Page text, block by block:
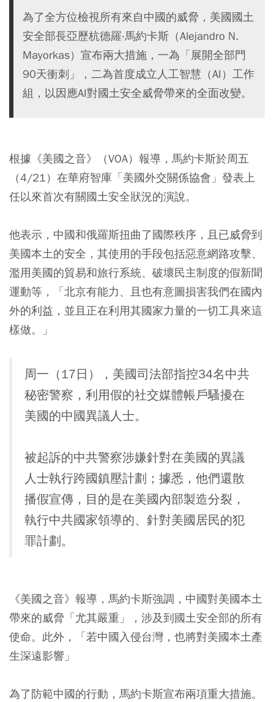
為了全方位檢視所有來自中國的威脅，美國國土
安全部長亞歷杭德羅‧馬約卡斯（Alejandro N.
Mayorkas）宣布兩大措施，一為「展開全部門
90天衝刺」，二為首度成立人工智慧（AI）工作
組，以因應AI對國土安全威脅帶來的全面改變。
根據《美國之音》（VOA）報導，馬約卡斯於周五
（4/21）在華府智庫「美國外交關係協會」發表上
任以來首次有關國土安全狀況的演說。
他表示，中國和俄羅斯扭曲了國際秩序，且已威脅到
美國本土的安全，其使用的手段包括惡意網路攻擊、
濫用美國的貿易和旅行系統、破壞民主制度的假新聞
運動等，「北京有能力、且也有意圖損害我們在國內
外的利益，並且正在利用其國家力量的一切工具來這
樣做。」
周一（17日），美國司法部指控34名中共
秘密警察，利用假的社交媒體帳戶騷擾在
美國的中國異議人士。
被起訴的中共警察涉嫌針對在美國的異議
人士執行跨國鎮壓計劃；據悉，他們還散
播假宣傳，目的是在美國內部製造分裂，
執行中共國家領導的、針對美國居民的犯
罪計劃。
《美國之音》報導，馬約卡斯強調，中國對美國本土
帶來的威脅「尤其嚴重」，涉及到國土安全部的所有
使命。此外，「若中國入侵台灣，也將對美國本土產
生深遠影響」
為了防範中國的行動，馬約卡斯宣布兩項重大措施。